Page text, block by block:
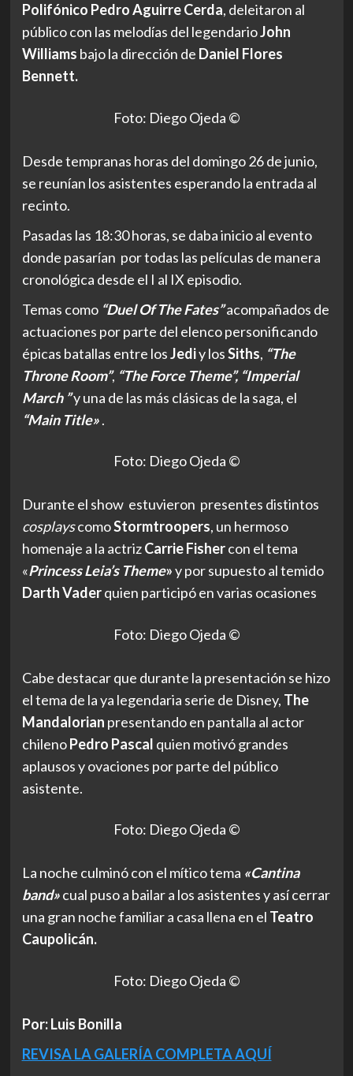
Polifónico Pedro Aguirre Cerda, deleitaron al
público con las melodías del legendarioJohn
Williams bajo la dirección de Daniel Flores
Bennett.
Foto: Diego Ojeda ©
Desde tempranas horas del domingo 26 de junio,
se reunían los asistentes esperando la entrada al
recinto.
Pasadas las 18:30 horas, se daba inicio al evento
donde pasarían por todas las películas de manera
cronológica desde el I al IX episodio.
Temas como “DuelOf The Fates”acompañados de
actuaciones por parte del elenco personificando
épicas batallas entre losJediy losSiths, “The
Throne Room”, “The Force Theme”, “Imperial
March ”y una de las más clásicas de la saga, el
“Main Title».
Foto: Diego Ojeda ©
Durante el show estuvieron presentes distintos
cosplayscomoStormtroopers, un hermoso
homenaje a la actrizCarrie Fishercon el tema
«Princess Leia’s Theme»y por supuesto al temido
Darth Vaderquien participó en varias ocasiones
Foto: Diego Ojeda ©
Cabe destacar que durante la presentación se hizo
el tema de la ya legendaria serie de Disney, The
Mandalorian presentando en pantalla al actor
chilenoPedro Pascal quien motivó grandes
aplausos y ovaciones por parte del público
asistente.
Foto: Diego Ojeda ©
La noche culminó con el mítico tema «Cantina
band»cual puso a bailar a los asistentes y así cerrar
una gran noche familiar a casa llena en el Teatro
Caupolicán.
Foto: Diego Ojeda ©
Por: Luis Bonilla
REVISA LA GALERÍA COMPLETA AQUÍ